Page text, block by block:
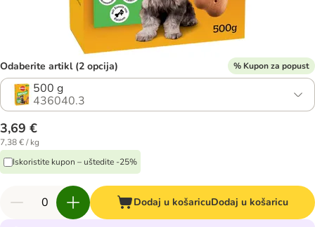
Odaberite artikl (2 opcija) % Kupon za popust
500 g
436040.3
3,69 €
7,38 € / kg
Iskoristite kupon – uštedite -25%
Dodaj u košaricuDodaj u košaricu